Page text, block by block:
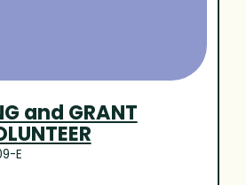
and GRANT
E